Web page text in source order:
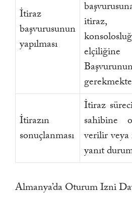
İtiraz
başvurusunun
yapılması
itiraz,
elçiliğine
İtirazın
sonuçlanması
İtiraz
sahibine
verilir veya
yanıt
Almanya’da Oturum Izni